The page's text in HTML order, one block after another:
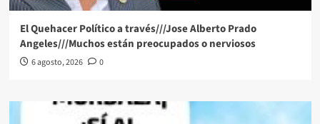
El Quehacer Político a través///Jose Alberto Prado
Angeles///Muchos están preocupados o nerviosos
6 agosto, 2026 0